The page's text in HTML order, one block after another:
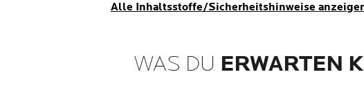
Alle Inhaltsstoffe/Sicherheitshinweise
WAS DU ERWARTEN